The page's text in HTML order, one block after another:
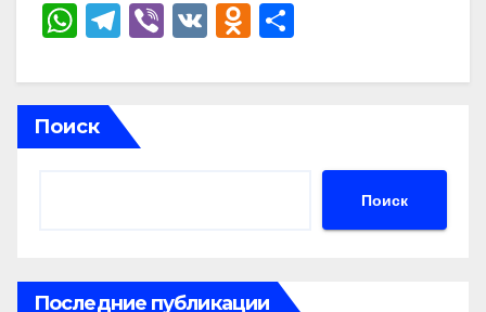
W
at
s
A
T
e
gr
a
Vi
er
V
O
n
ki
р
ть
Поиск
Поиск
Последние публикации